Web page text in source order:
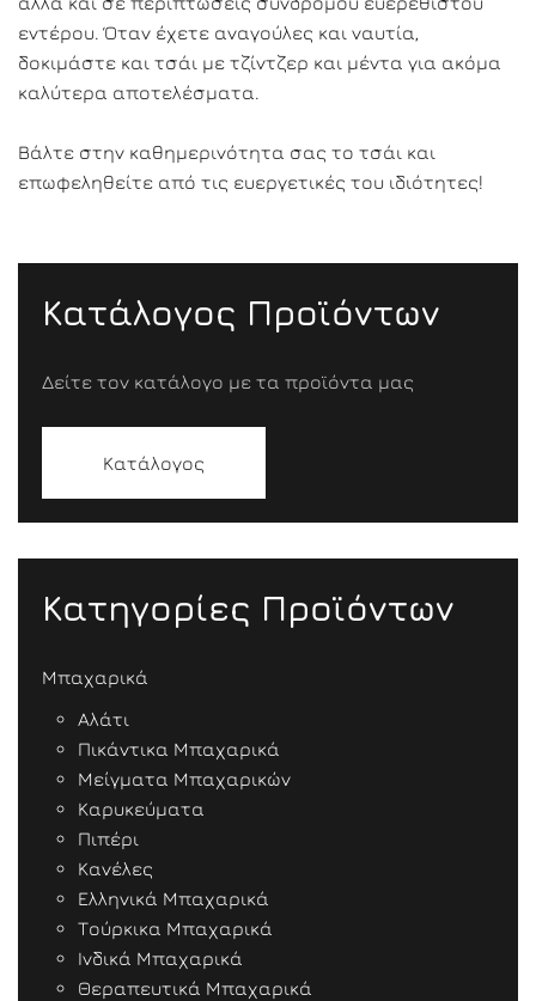
εντέρου. Όταν έχετε αναγούλες και ναυτία,
δοκιμάστε και τσάι με τζίντζερ και μέντα για ακόμα
καλύτερα αποτελέσματα.
Βάλτε στην καθημερινότητα σας το τσάι και
επωφεληθείτε από τις ευεργετικές του ιδιότητες!
Κατάλογος Προϊόντων
Δείτε τον κατάλογο με τα προϊόντα μας
Κατάλογος
Κατηγορίες Προϊόντων
Μπαχαρικά
Αλάτι
Πικάντικα Μπαχαρικά
Μείγματα Μπαχαρικών
Καρυκεύματα
Πιπέρι
Κανέλες
Ελληνικά Μπαχαρικά
Τούρκικα Μπαχαρικά
Ινδικά Μπαχαρικά
Θεραπευτικά Μπαχαρικά